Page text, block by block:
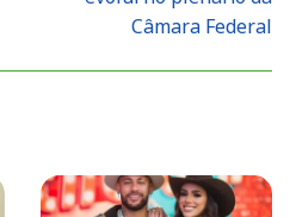
Câmara Federal